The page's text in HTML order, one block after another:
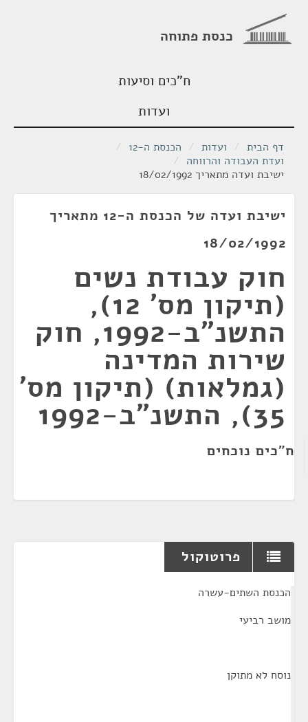
כנסת פתוחה
ח"כים וסיעות
ועדות
דף הבית / ועדות / הכנסת ה-12
/
ועדת העבודה והרווחה /
ישיבת ועדה מתאריך 18/02/1992
ישיבת ועדה של הכנסת ה-12 מתאריך
18/02/1992
חוק עבודת נשים
(תיקון מס' 12),
התשנ"ב-1992, חוק
שירות המדינה
(גמלאות) (תיקון מס'
35), התשנ"ב-1992
ח"כים נוכחים
פרוטוקול
הכנסת השתים-עשרה
מושב רביעי
נוסח לא מתוקן